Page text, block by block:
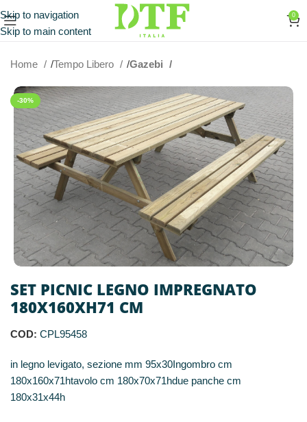
Skip to navigation
Skip to main content
0
Home Tempo Libero Gazebi
-30%
SET PICNIC LEGNO IMPREGNATO
180X160XH71 CM
COD: CPL95458
in legno levigato, sezione mm 95x30Ingombro cm
180x160x71htavolo cm 180x70x71hdue panche cm
180x31x44h